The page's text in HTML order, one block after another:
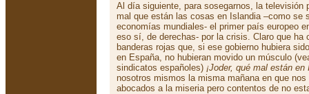
Al día siguiente, para sosegarnos, la televisión
mal que están las cosas en Islandia –como se
economías mundiales- el primer país europeo
eso sí, de derechas- por la crisis. Claro que ha
banderas rojas que, si ese gobierno hubiera
en España, no hubieran movido un músculo
sindicatos españoles) ¡Joder, qué mal están en
nosotros mismos la misma mañana en que
abocados a la miseria pero contentos de no